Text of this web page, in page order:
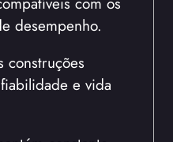
desempenho.
construções
e vida